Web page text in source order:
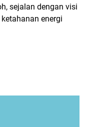
sejalan dengan visi
energi